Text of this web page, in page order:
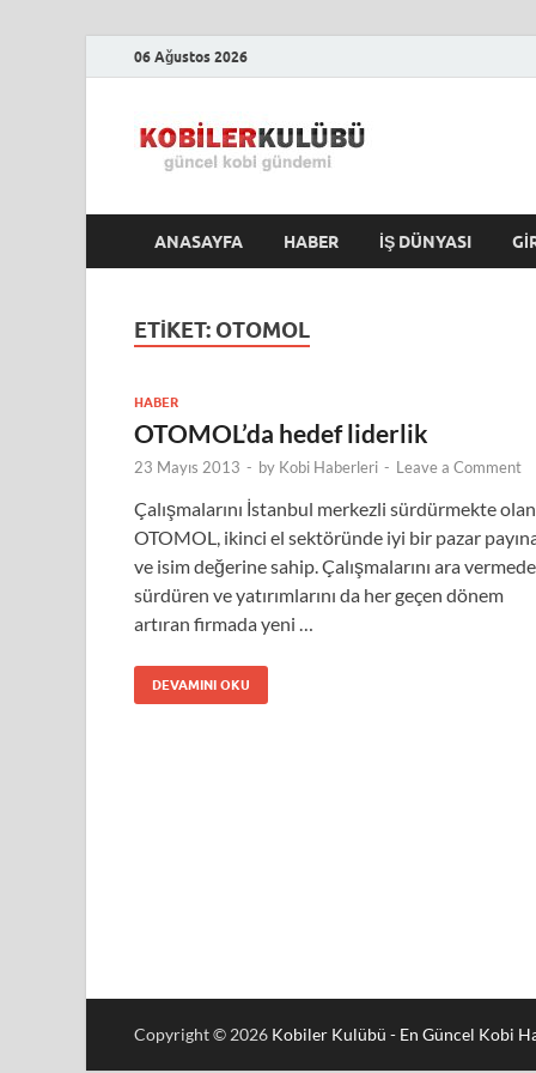
06 Ağustos 2026
ANASAYFA HABER İŞ DÜNYASI
ETIKET: OTOMOL
HABER
OTOMOL’da hedef liderlik
23 Mayıs 2013 - by Kobi Haberleri - Leave a Comment
Çalışmalarını İstanbul merkezli sürdürmekte olan
OTOMOL, ikinci el sektöründe iyi bir pazar
ve isim değerine sahip. Çalışmalarını ara
sürdüren ve yatırımlarını da her geçen dönem
artıran firmada yeni …
DEVAMINI OKU
Copyright © 2026 Kobiler Kulübü - En Güncel Kobi